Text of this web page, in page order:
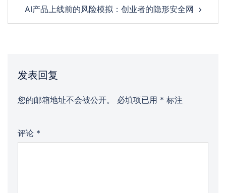
AI产品上线前的风险模拟：创业者的隐形安全网
发表回复
您的邮箱地址不会被公开。 必填项已用 * 标注
评论 *